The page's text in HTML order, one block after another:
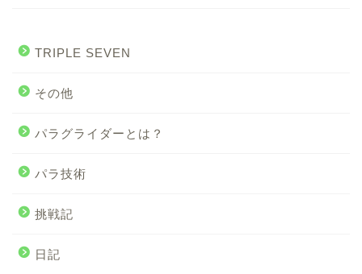
TRIPLE SEVEN
その他
パラグライダーとは？
パラ技術
挑戦記
日記